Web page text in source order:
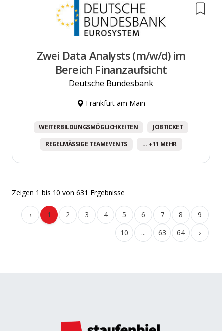
Zwei Data Analysts (m/w/d) im
Bereich Finanzaufsicht
Deutsche Bundesbank
Frankfurt am Main
WEITERBILDUNGSMÖGLICHKEITEN JOBTICKET
REGELMÄSSIGE TEAMEVENTS ... +11 MEHR
Zeigen 1 bis 10 von 631 Ergebnisse
‹ 1 2 3 4 5 6 7 8
9
10
... 63 64 ›